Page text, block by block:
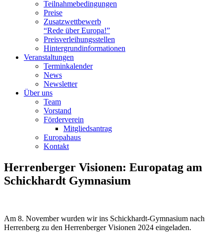
Teilnahme­bedingungen
Preise
Zusatzwettbewerb
“Rede über Europa!”
Preisverleihungsstellen
Hintergrundinformationen
Veranstaltungen
Terminkalender
News
Newsletter
Über uns
Team
Vorstand
Förderverein
Mitgliedsantrag
Europahaus
Kontakt
Herrenberger Visionen: Europatag am
Schickhardt Gymnasium
Am 8. November wurden wir ins Schickhardt-Gymnasium nach
Herrenberg zu den Herrenberger Visionen 2024 eingeladen.